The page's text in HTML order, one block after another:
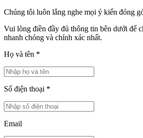
Chúng tôi luôn lắng nghe mọi ý kiến đóng
Vui lòng điền đầy đủ thông tin bên dưới để
nhanh chóng và chính xác nhất.
Họ và tên *
Số điện thoại *
Email